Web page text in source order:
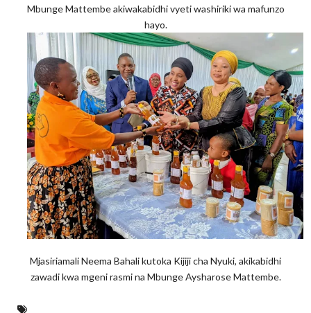
Mbunge Mattembe akiwakabidhi vyeti washiriki wa mafunzo
hayo.
Mjasiriamali Neema Bahali kutoka Kijiji cha Nyuki, akikabidhi
zawadi kwa mgeni rasmi na Mbunge Aysharose Mattembe.